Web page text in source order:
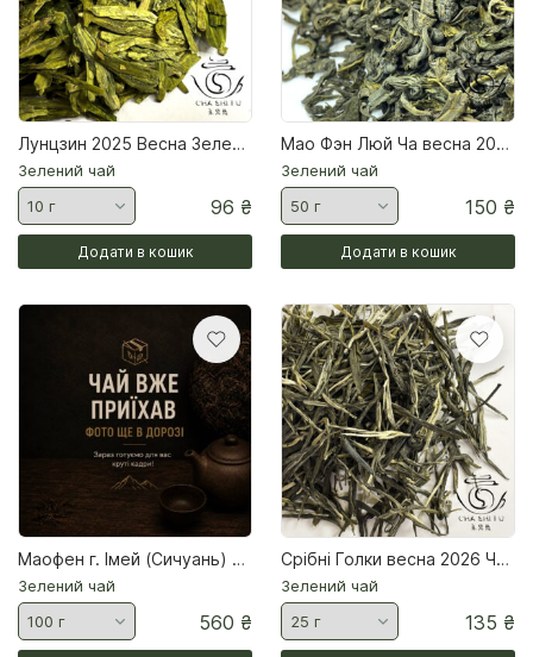
Лунцзин 2025 Весна Зелений чай
Зелений чай
96 ₴
Додати в кошик
Мао Фэн Люй Ча весна 2026 Зелений чай
Зелений чай
150 ₴
Додати в кошик
Маофен г. Імей (Сичуань) — зелений чай
Зелений чай
560 ₴
Срібні Голки весна 2026 Чай зелений
Зелений чай
135 ₴